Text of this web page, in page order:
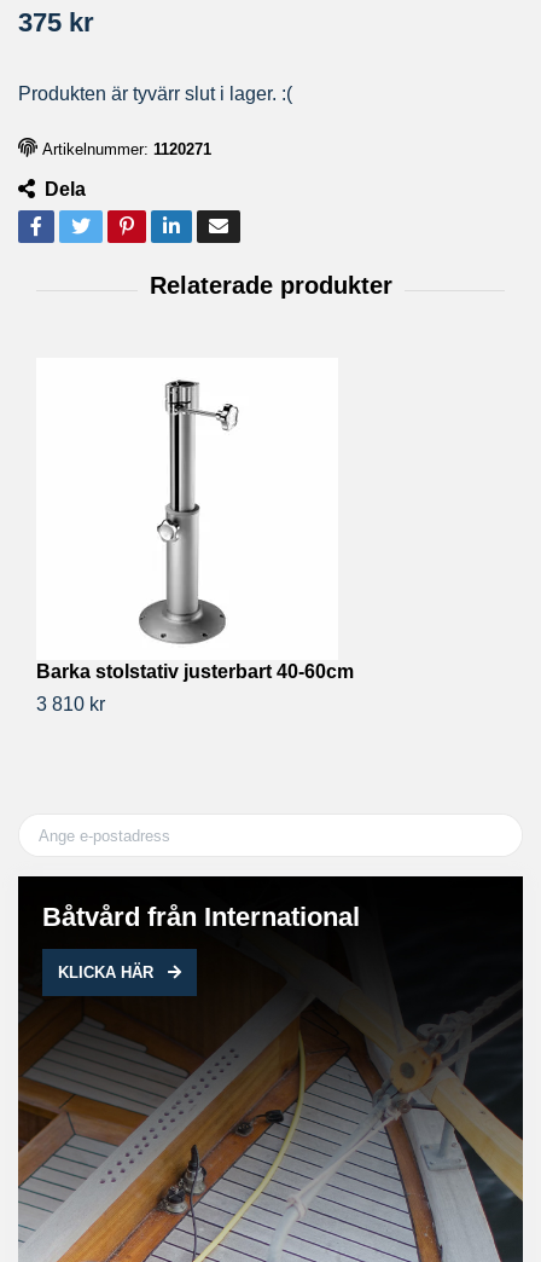
Båtvård från International
KLICKA HÄR
375 kr
Produkten är tyvärr slut i lager. :(
Artikelnummer: 1120271
Dela
Barka stolstativ justerbart 40-60cm
3 810 kr